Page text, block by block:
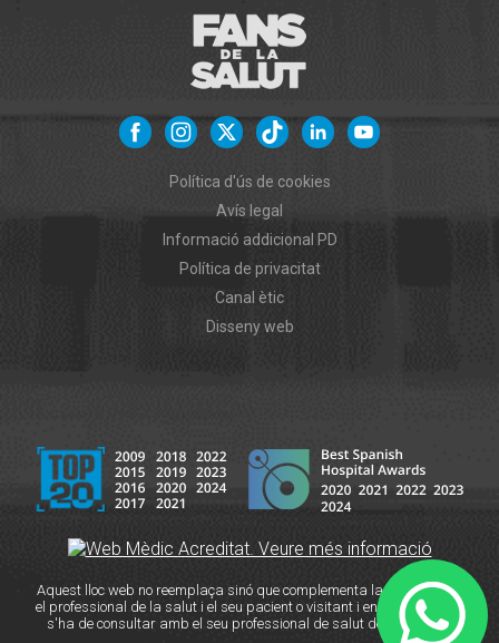
Política d'ús de cookies
Avís legal
Informació addicional PD
Política de privacitat
Canal ètic
Disseny web
Aquest lloc web no reemplaça sinó que complementa la relació entre
el professional de la salut i el seu pacient o visitant i en cas de dubte
s'ha de consultar amb el seu professional de salut de referència.